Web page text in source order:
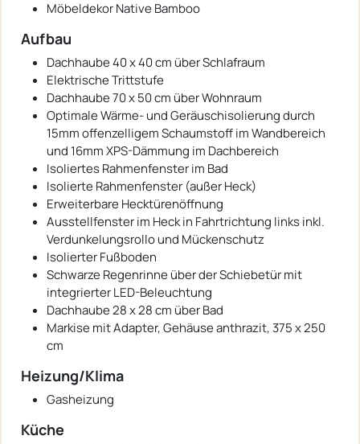
Möbeldekor Native Bamboo
Aufbau
Dachhaube 40 x 40 cm über Schlafraum
Elektrische Trittstufe
Dachhaube 70 x 50 cm über Wohnraum
Optimale Wärme- und Geräuschisolierung durch
15mm offenzelligem Schaumstoff im Wandbereich
und 16mm XPS-Dämmung im Dachbereich
Isoliertes Rahmenfenster im Bad
Isolierte Rahmenfenster (außer Heck)
Erweiterbare Hecktürenöffnung
Ausstellfenster im Heck in Fahrtrichtung links inkl.
Verdunkelungsrollo und Mückenschutz
Isolierter Fußboden
Schwarze Regenrinne über der Schiebetür mit
integrierter LED-Beleuchtung
Dachhaube 28 x 28 cm über Bad
Markise mit Adapter, Gehäuse anthrazit, 375 x 250
cm
Heizung/Klima
Gasheizung
Küche